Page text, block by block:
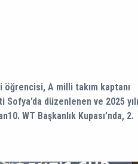
A milli takım kaptanı
düzenlenen ve 2025
WT Başkanlık Kupası’nda​​​​​​​, 2.